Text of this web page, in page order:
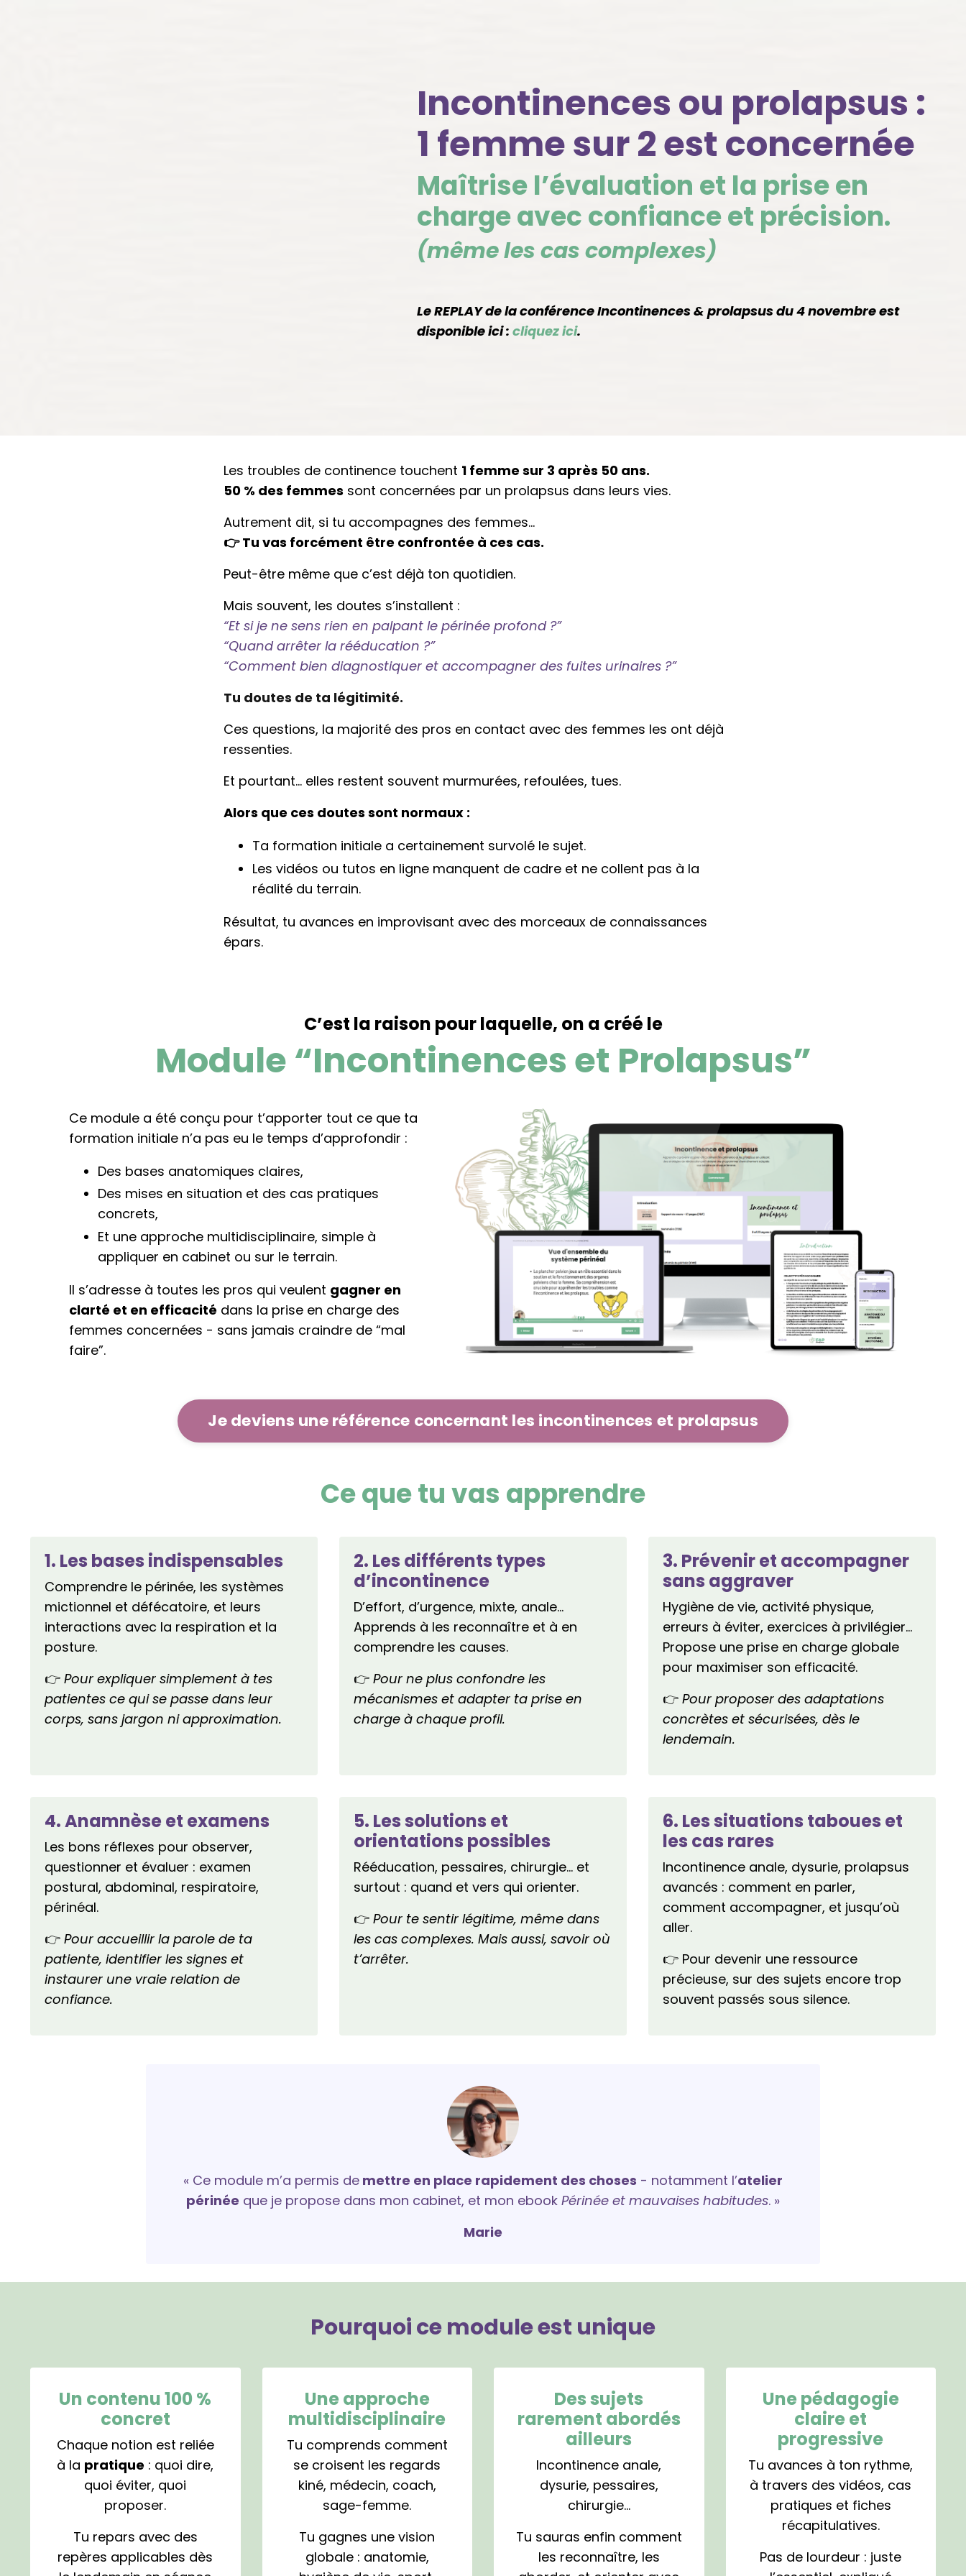
Incontinences ou prolapsus :
1 femme sur 2 est concernée
Maîtrise l’évaluation et la prise en
charge avec confiance et précision.
(même les cas complexes)
Le REPLAY de la conférence Incontinences & prolapsus du 4 novembre est
disponible ici : cliquez ici.
Les troubles de continence touchent 1 femme sur 3 après 50 ans.
50 % des femmes sont concernées par un prolapsus dans leurs vies.
Autrement dit, si tu accompagnes des femmes…
👉 Tu vas forcément être confrontée à ces cas.
Peut-être même que c’est déjà ton quotidien.
Mais souvent, les doutes s’installent :
“Et si je ne sens rien en palpant le périnée profond ?”
“Quand arrêter la rééducation ?”
“Comment bien diagnostiquer et accompagner des fuites urinaires ?”
Tu doutes de ta légitimité.
Ces questions, la majorité des pros en contact avec des femmes les ont déjà
ressenties.
Et pourtant… elles restent souvent murmurées, refoulées, tues.
Alors que ces doutes sont normaux :
Ta formation initiale a certainement survolé le sujet.
Les vidéos ou tutos en ligne manquent de cadre et ne collent pas à la
réalité du terrain.
Résultat, tu avances en improvisant avec des morceaux de connaissances
épars.
C’est la raison pour laquelle, on a créé le
Module “Incontinences et Prolapsus”
Ce module a été conçu pour t’apporter tout ce que ta
formation initiale n’a pas eu le temps d’approfondir :
Des bases anatomiques claires,
Des mises en situation et des cas pratiques
concrets,
Et une approche multidisciplinaire, simple à
appliquer en cabinet ou sur le terrain.
Il s’adresse à toutes les pros qui veulent gagner en
clarté et en efficacité dans la prise en charge des
femmes concernées - sans jamais craindre de “mal
faire”.
Je deviens une référence concernant les incontinences et prolapsus
Ce que tu vas apprendre
1. Les bases indispensables
Comprendre le périnée, les systèmes
mictionnel et défécatoire, et leurs
interactions avec la respiration et la
posture.
👉 Pour expliquer simplement à tes
patientes ce qui se passe dans leur
corps, sans jargon ni approximation.
2. Les différents types
d’incontinence
D’effort, d’urgence, mixte, anale…
Apprends à les reconnaître et à en
comprendre les causes.
👉 Pour ne plus confondre les
mécanismes et adapter ta prise en
charge à chaque profil.
3. Prévenir et accompagner
sans aggraver
Hygiène de vie, activité physique,
erreurs à éviter, exercices à privilégier…
Propose une prise en charge globale
pour maximiser son efficacité.
👉 Pour proposer des adaptations
concrètes et sécurisées, dès le
lendemain.
4. Anamnèse et examens
Les bons réflexes pour observer,
questionner et évaluer : examen
postural, abdominal, respiratoire,
périnéal.
👉 Pour accueillir la parole de ta
patiente, identifier les signes et
instaurer une vraie relation de
confiance.
5. Les solutions et
orientations possibles
Rééducation, pessaires, chirurgie… et
surtout : quand et vers qui orienter.
👉 Pour te sentir légitime, même dans
les cas complexes. Mais aussi, savoir où
t’arrêter.
6. Les situations taboues et
les cas rares
Incontinence anale, dysurie, prolapsus
avancés : comment en parler,
comment accompagner, et jusqu’où
aller.
👉 Pour devenir une ressource
précieuse, sur des sujets encore trop
souvent passés sous silence.
« Ce module m’a permis de mettre en place rapidement des choses - notamment l’atelier
périnée que je propose dans mon cabinet, et mon ebook Périnée et mauvaises habitudes. »
Marie
Pourquoi ce module est unique
Un contenu 100 %
concret
Chaque notion est reliée
à la pratique : quoi dire,
quoi éviter, quoi
proposer.
Tu repars avec des
repères applicables dès
Une approche
multidisciplinaire
Tu comprends comment
se croisent les regards
kiné, médecin, coach,
sage-femme.
Tu gagnes une vision
globale : anatomie,
Des sujets
rarement abordés
ailleurs
Incontinence anale,
dysurie, pessaires,
chirurgie…
Tu sauras enfin comment
les reconnaître, les
Une pédagogie
claire et
progressive
Tu avances à ton rythme,
à travers des vidéos, cas
pratiques et fiches
récapitulatives.
Pas de lourdeur : juste